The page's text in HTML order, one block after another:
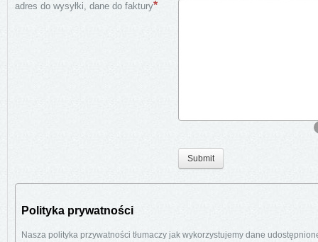
adres do wysyłki, dane do faktury
Submit
Polityka prywatności
Nasza polityka przywatności tłumaczy jak wykorzystujemy dane